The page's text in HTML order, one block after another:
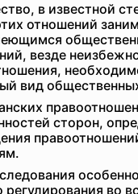
в известной
отношений
везде
вид
сторон,
во